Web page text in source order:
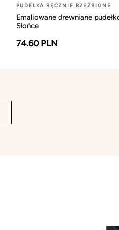
PUDEŁKA RĘCZNIE RZEŹBIONE
Emaliowane drewniane
Słońce
74.60 PLN